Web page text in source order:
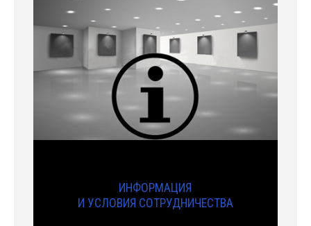
ИНФОРМАЦИЯ
И УСЛОВИЯ СОТРУДНИЧЕСТВА